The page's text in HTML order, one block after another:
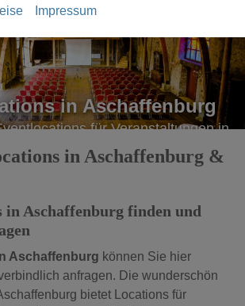
Impressum
in Aschaffenburg
für Veranstaltungen in
Aschaffenburg
in Aschaffenburg &
in Aschaffenburg finden und
Aschaffenburg können Sie hier
anfragen. Die wunderschön
bietet Locations für